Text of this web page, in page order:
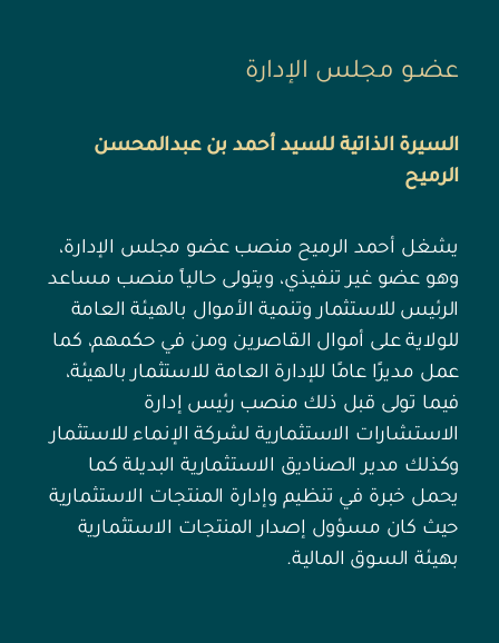
عضـو مجلس الإدارة
السيرة الذاتية للسيد أحمد بن عبدالمحسن
الرميح
يشغل أحمد الرميح منصب عضو مجلس الإدارة،
وهو عضو غير تنفيذي، ويتولى حالياً منصب مساعد
الرئيس للاستثمار وتنمية الأموال بالهيئة العامة
للولاية على أموال القاصرين ومن في حكمهم، كما
عمل مديرًا عامًا للإدارة العامة للاستثمار بالهيئة،
فيما تولى قبل ذلك منصب رئيس إدارة
الاستشارات الاستثمارية لشركة الإنماء للاستثمار
وكذلك مدير الصناديق الاستثمارية البديلة كما
يحمل خبرة في تنظيم وإدارة المنتجات الاستثمارية
حيث كان مسؤول إصدار المنتجات الاستثمارية
بهيئة السوق المالية.